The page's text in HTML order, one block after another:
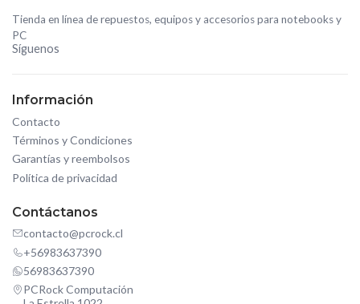
Tienda en línea de repuestos, equipos y accesorios para notebooks y
PC
Síguenos
Información
Contacto
Términos y Condiciones
Garantías y reembolsos
Política de privacidad
Contáctanos
contacto@pcrock.cl
+56983637390
56983637390
PCRock Computación